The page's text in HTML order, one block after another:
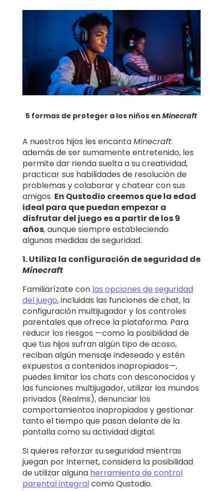
5 formas de proteger a los niños enMinecraft
A nuestros hijos les encantaMinecraft:
además de ser sumamente entretenido, les
permite dar rienda suelta a su creatividad,
practicar sus habilidades de resolución de
problemas y colaborar y chatear con sus
amigos. En Qustodio creemos que la edad
ideal para que puedan empezar a
disfrutar del juego es a partir de los 9
años, aunque siempre estableciendo
algunas medidas de seguridad.
1. Utiliza la configuración de seguridad de
Minecraft
Familiarízate con las opciones de seguridad
del juego, incluidas las funciones de chat, la
configuración multijugador y los controles
parentales que ofrece la plataforma. Para
reducir los riesgos —como la posibilidad de
que tus hijos sufran algún tipo de acoso,
reciban algún mensaje indeseado y estén
expuestos a contenidos inapropiados—,
puedes limitar los chats con desconocidos y
las funciones multijugador, utilizar los mundos
privados (Realms), denunciar los
comportamientos inapropiados y gestionar
tanto el tiempo que pasan delante de la
pantalla como su actividad digital.
Si quieres reforzar su seguridad mientras
juegan por Internet, considera la posibilidad
de utilizar alguna herramienta de control
parental integralcomo Qustodio.